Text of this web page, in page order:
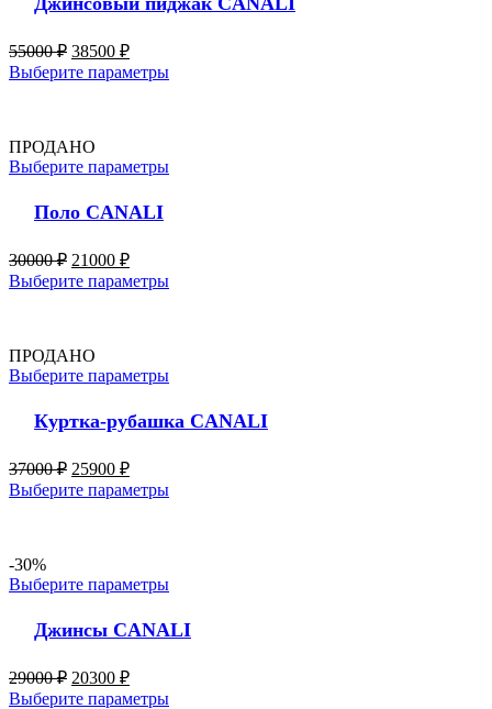
55000₽ 38500 ₽
Выберите параметры
ПРОДАНО
Выберите параметры
Поло CANALI
30000₽ 21000 ₽
Выберите параметры
ПРОДАНО
Выберите параметры
Куртка-рубашка CANALI
37000₽ 25900 ₽
Выберите параметры
-30%
Выберите параметры
Джинсы CANALI
29000₽ 20300 ₽
Выберите параметры